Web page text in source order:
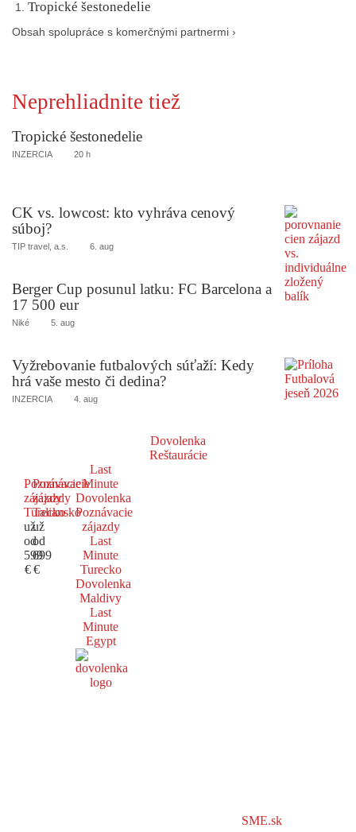
Tropické šestonedelie
Obsah spolupráce s komerčnými partnermi ›
Neprehliadnite tiež
Tropické šestonedelie
INZERCIA 20 h
CK vs. lowcost: kto vyhráva cenový
súboj?
TIP travel, a.s. 6. aug
Berger Cup posunul latku: FC Barcelona a
17 500 eur
Niké 5. aug
Vyžrebovanie futbalových súťaží: Kedy
hrá vaše mesto či dedina?
INZERCIA 4. aug
Dovolenka
Reštaurácie
Poznávacie
zájazdy
Turecko
už
od
599
€
Poznávacie
zájazdy
Taliansko
už
od
699
€
Last
Minute
Dovolenka
Poznávacie
zájazdy
Last
Minute
Turecko
Dovolenka
Maldivy
Last
Minute
Egypt
SME.sk